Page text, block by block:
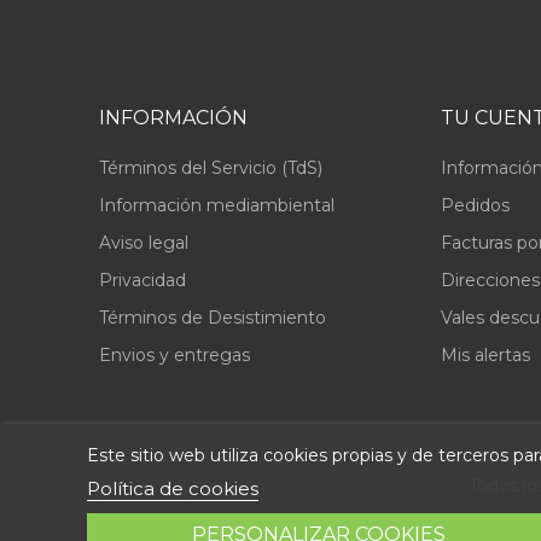
Este sitio web utiliza cookies propias y de terceros
Política de cookies
PERSONALIZAR COOKIES
INFORMACIÓN
Términos del Servicio (TdS)
Información mediambiental
Aviso legal
Privacidad
Términos de Desistimiento
Envios y entregas
TU
Pedidos
Facturas
Direcciones
Vales
Mis alertas
© 2026 - Repuestolandia.es. Una marca registrada